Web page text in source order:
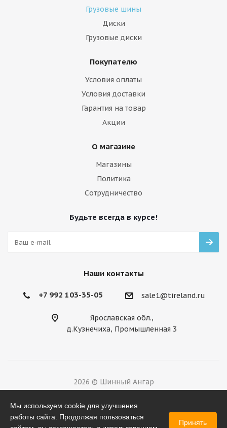
Грузовые шины
Диски
Грузовые диски
Покупателю
Условия оплаты
Условия доставки
Гарантия на товар
Акции
О магазине
Магазины
Политика
Сотрудничество
Будьте всегда в курсе!
Наши контакты
+7 992 103-35-05 sale1@tireland.ru
Ярославская обл.,
д.Кузнечиха, Промышленная 3
2026 © Шинный Ангар
Мы используем cookie для улучшения
работы сайта. Продолжая пользоваться
Принять